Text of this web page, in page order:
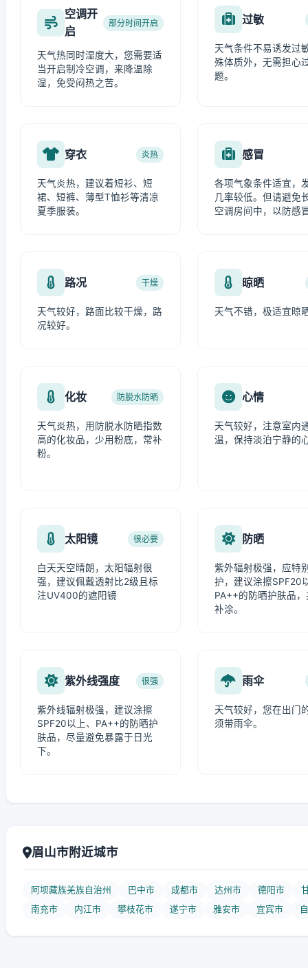
空调开
启
部分时间开启
天气热同时湿度大，您需要适
当开启制冷空调，来降温除
湿，免受闷热之苦。
过敏
天气条件不易诱发过
殊体质外，无需担心
题。
穿衣 炎热
天气炎热，建议着短衫、短
裙、短裤、薄型T恤衫等清凉
夏季服装。
感冒
各项气象条件适宜，
几率较低。但请避免
空调房间中，以防感
路况 干燥
天气较好，路面比较干燥，路
况较好。
晾晒
天气不错，极适宜晾
化妆 防脱水防晒
天气炎热，用防脱水防晒指数
高的化妆品，少用粉底，常补
粉。
心情
天气较好，注意室内
温，保持淡泊宁静的
太阳镜 很必要
白天天空晴朗，太阳辐射很
强，建议佩戴透射比2级且标
注UV400的遮阳镜
防晒
紫外辐射极强，应特
护，建议涂擦SPF20
PA++的防晒护肤品
补涂。
紫外线强度 很强
紫外线辐射极强，建议涂擦
SPF20以上、PA++的防晒护
肤品，尽量避免暴露于日光
下。
雨伞
天气较好，您在出门
须带雨伞。
眉山市附近城市
阿坝藏族羌族自治州 巴中市 成都市 达州市 德阳市
南充市
内江市 攀枝花市 遂宁市 雅安市 宜宾市